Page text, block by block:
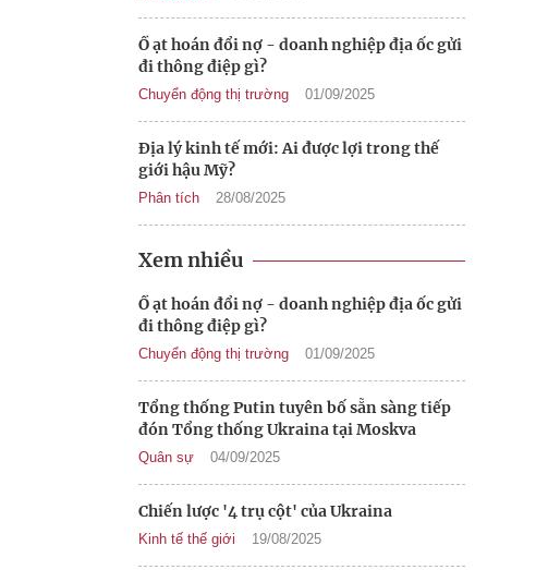
Ồ ạt hoán đổi nợ - doanh nghiệp địa ốc gửi
đi thông điệp gì?
Chuyển động thị trường 01/09/2025
Địa lý kinh tế mới: Ai được lợi trong thế
giới hậu Mỹ?
Phân tích 28/08/2025
Xem nhiều
Ồ ạt hoán đổi nợ - doanh nghiệp địa ốc gửi
đi thông điệp gì?
Chuyển động thị trường 01/09/2025
Tổng thống Putin tuyên bố sẵn sàng tiếp
đón Tổng thống Ukraina tại Moskva
Quân sự 04/09/2025
Chiến lược '4 trụ cột' của Ukraina
Kinh tế thế giới 19/08/2025